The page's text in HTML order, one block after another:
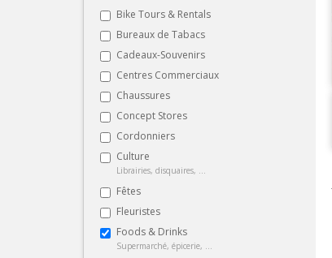
Bike Tours & Rentals
Bureaux de Tabacs
Cadeaux-Souvenirs
Centres Commerciaux
Chaussures
Concept Stores
Cordonniers
Culture
Librairies, disquaires, ...
Fêtes
Fleuristes
Foods & Drinks
Supermarché, épicerie, ...